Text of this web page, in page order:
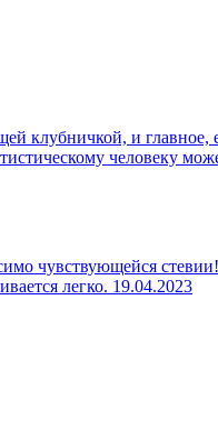
клубничкой, и
человеку
чувствующейся
легко. 19.04.2023